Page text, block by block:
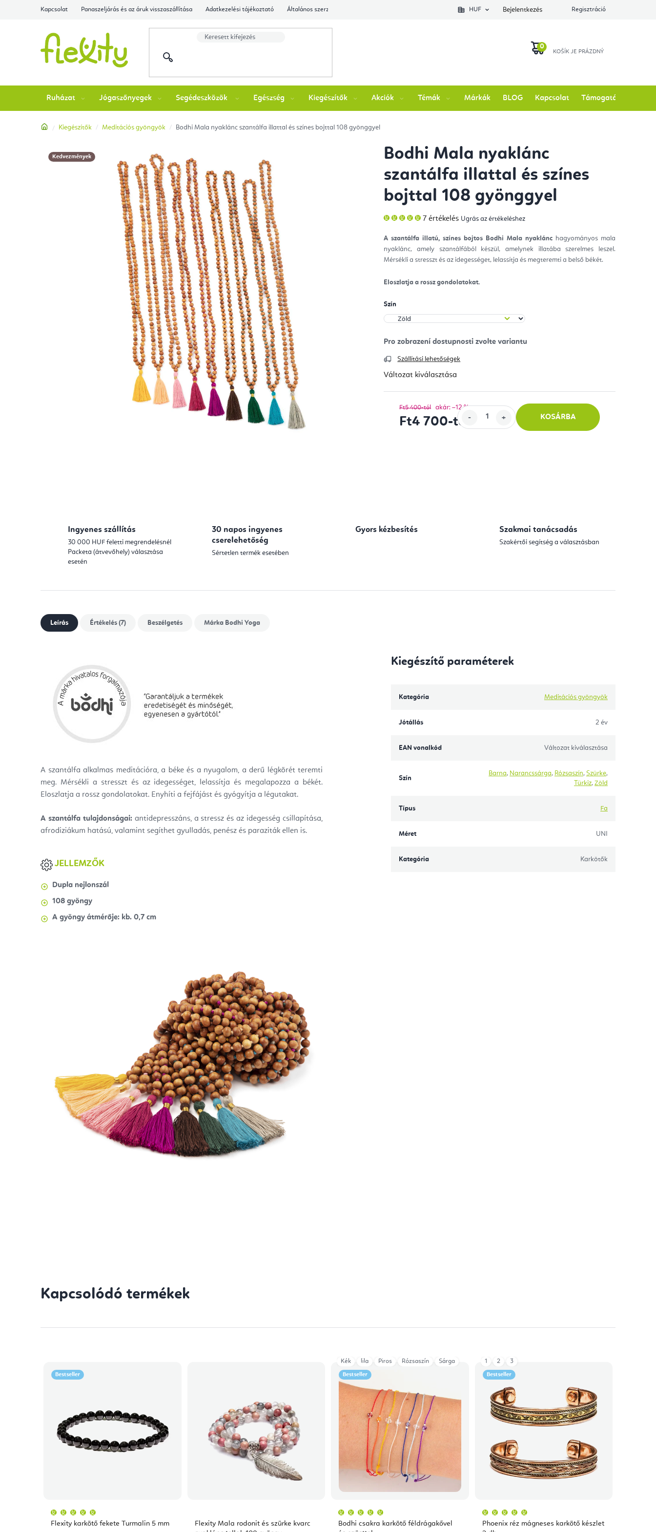
Kapcsolat Panaszeljárás és az áruk visszaszállítása Adatkezelési tájékoztató Általános szerződési feltételek Ellenőrizze a rendelés állapotátHUF Bejelentkezés Regisztráció
Ruházat Jógaszőnyegek Segédeszközök Egészség Kiegészítők Akciók Témák Márkák BLOG Kapcsolat Támogatás
Kezdőlap
Kiegészítők Meditációs gyöngyök Bodhi Mala nyaklánc szantálfa illattal és színes bojttal 108 gyönggyel
Bodhi Mala nyaklánc
szantálfa illattal és színes
bojttal 108 gyönggyel
A
termék
5-
ből
5,0
csillag.
7 értékelés Ugrás az értékeléshez
A szantálfa illatú, színes bojtos Bodhi Mala nyaklánc hagyományos mala
nyaklánc, amely szantálfából készül, amelynek illatába szerelmes leszel.
Mérsékli a stresszt és az idegességet, lelassítja és megteremti a belső békét.
Eloszlatja a rossz gondolatokat.
Szín
Szállítási lehetőségek
Változat kiválasztása
Ft5 400-tól akár: –12 %
Ft4 700-tól KOSÁRBA
Kedvezmények
Ingyenes szállítás
30 000 HUF feletti megrendelésnél
Packeta (átvevőhely) választása
esetén
30 napos ingyenes
cserelehetőség
Sértetlen termék esetében
Gyors kézbesítés Szakmai tanácsadás
Szakértői segítség a választásban
Leírás Értékelés (7) Beszélgetés Márka Bodhi Yoga
A szantálfa alkalmas meditációra, a béke és a nyugalom, a derű légkörét teremti
meg. Mérsékli a stresszt és az idegességet, lelassítja és megalapozza a békét.
Eloszlatja a rossz gondolatokat. Enyhíti a fejfájást és gyógyítja a légutakat.
A szantálfa tulajdonságai: antidepresszáns, a stressz és az idegesség csillapítása,
afrodiziákum hatású, valamint segíthet gyulladás, penész és paraziták ellen is.
JELLEMZŐK
Dupla nejlonszál
108 gyöngy
A gyöngy átmérője: kb. 0,7 cm
Kiegészítő paraméterek
Kategória Meditációs gyöngyök
Jótállás 2 év
EAN vonalkód Változat kiválasztása
Szín
Barna, Narancssárga, Rózsaszín, Szürke,
Türkiz, Zöld
Típus Fa
Méret UNI
Kategória Karkötők
Kapcsolódó termékek
Bestseller
Flexity karkötő fekete Turmalin 5 mm
átlagos
értékelése
Flexity Mala rodonit és szürke kvarc
Bestseller
Bodhi csakra karkötő féldrágakővel
átlagos
értékelése
Kék lila Piros Rózsaszín Sárga
Bestseller
Phoenix réz mágneses karkötő készlet
átlagos
értékelése
1 2 3